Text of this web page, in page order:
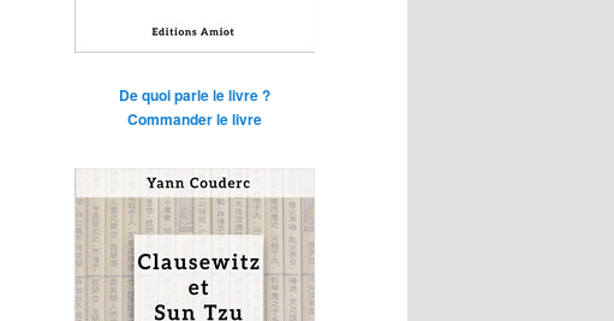
De quoi parle le livre ?
Commander le livre